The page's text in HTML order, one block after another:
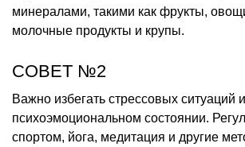
минералами, такими как фрукты,
молочные продукты и крупы.
СОВЕТ №2
Важно избегать стрессовых ситуаций
психоэмоциональном состоянии.
спортом, йога, медитация и другие